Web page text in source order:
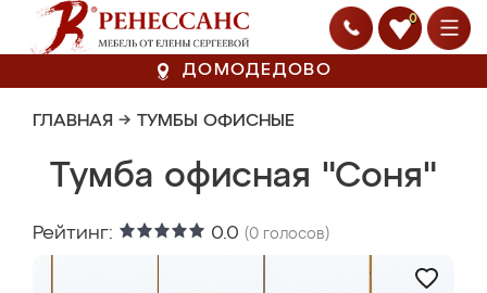
0
ДОМОДЕДОВО
ГЛАВНАЯ → ТУМБЫ ОФИСНЫЕ
Тумба офисная "Соня"
Рейтинг: 0.0 (0 голосов)